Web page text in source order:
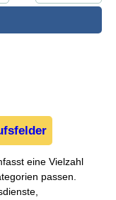
eine Vielzahl
passen.